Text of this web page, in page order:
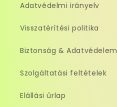
Adatvédelmi irányelv
Visszatérítési politika
Biztonság & Adatvédelem
Szolgáltatási feltételek
Elállási űrlap